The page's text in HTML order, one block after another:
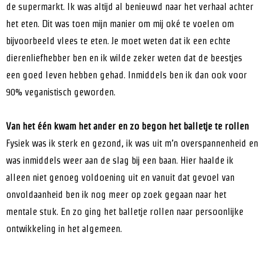
de supermarkt. Ik was altijd al benieuwd naar het verhaal achter
het eten. Dit was toen mijn manier om mij oké te voelen om
bijvoorbeeld vlees te eten. Je moet weten dat ik een echte
dierenliefhebber ben en ik wilde zeker weten dat de beestjes
een goed leven hebben gehad. Inmiddels ben ik dan ook voor
90% veganistisch geworden.
Van het één kwam het ander en zo begon het balletje te rollen
Fysiek was ik sterk en gezond, ik was uit m’n overspannenheid en
was inmiddels weer aan de slag bij een baan. Hier haalde ik
alleen niet genoeg voldoening uit en vanuit dat gevoel van
onvoldaanheid ben ik nog meer op zoek gegaan naar het
mentale stuk. En zo ging het balletje rollen naar persoonlijke
ontwikkeling in het algemeen.